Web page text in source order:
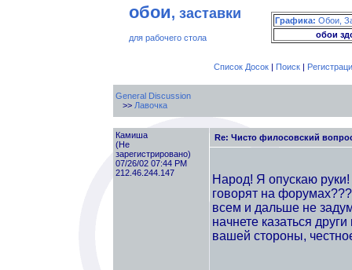
обои, заставки
для рабочего стола
Графика: Обои,
обои
Список Досок| Поиск|
General Discussion
>> Лавочка
Камиша
(Не
зарегистрировано)
07/26/02 07:44 PM
212.46.244.147
Re: Чисто филосовский
Народ! Я опускаю
говорят на
всем и дальше не
начнете казаться
вашей стороны,